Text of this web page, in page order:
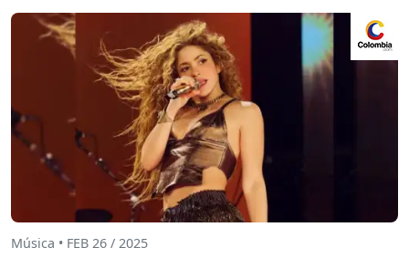
Música • FEB 26 / 2025